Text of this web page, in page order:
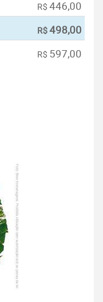
R$ 446,00
R$498,00
R$ 597,00